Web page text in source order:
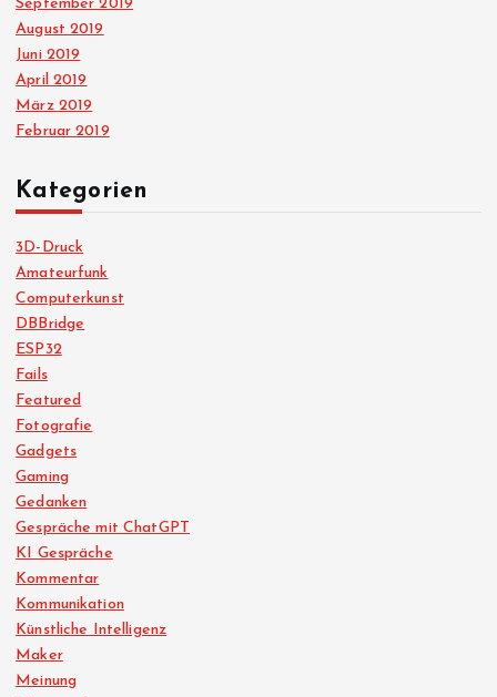
September 2019
August 2019
Juni 2019
April 2019
März 2019
Februar 2019
Kategorien
3D-Druck
Amateurfunk
Computerkunst
DBBridge
ESP32
Fails
Featured
Fotografie
Gadgets
Gaming
Gedanken
Gespräche mit ChatGPT
KI Gespräche
Kommentar
Kommunikation
Künstliche Intelligenz
Maker
Meinung